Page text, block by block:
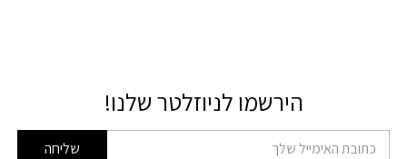
הירשמו לניוזלטר שלנו!
דוא׳׳ל שליחה